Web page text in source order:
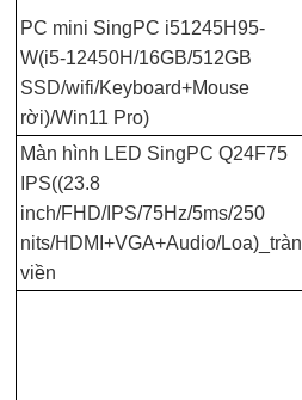
PC mini SingPC i51245H95-
W(i5-12450H/16GB/512GB
SSD/wifi/Keyboard+Mouse
rời)/Win11 Pro)
Màn hình LED SingPC Q24F75
IPS((23.8
inch/FHD/IPS/75Hz/5ms/250
nits/HDMI+VGA+Audio/Loa)_tràn
viền